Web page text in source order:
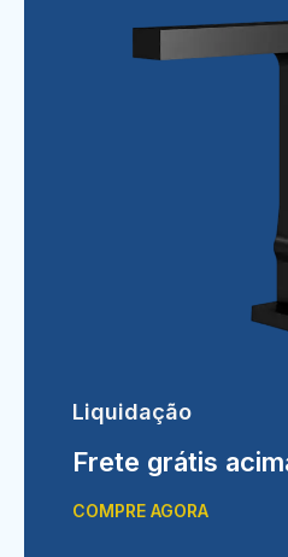
Liquidação
Frete grátis
COMPRE AGORA